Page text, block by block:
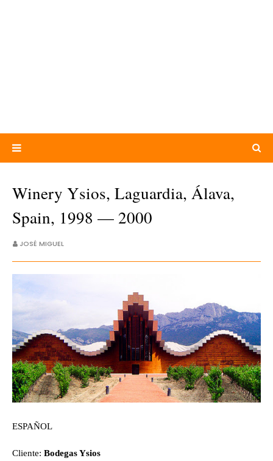
Winery Ysios, Laguardia, Álava,
Spain, 1998 — 2000
JOSÉ MIGUEL
ESPAÑOL
Cliente: Bodegas Ysios